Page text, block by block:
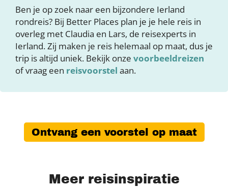
Ben je op zoek naar een bijzondere Ierland
rondreis? Bij Better Places plan je je hele reis in
overleg met Claudia en Lars, de reisexperts in
Ierland. Zij maken je reis helemaal op maat, dus je
trip is altijd uniek. Bekijk onze voorbeeldreizen
of vraag een reisvoorstel aan.
Ontvang een voorstel op maat
Meer reisinspiratie